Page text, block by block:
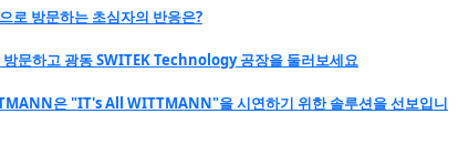
로 방문하는 초심자의 반응은?
문하고 광동 SWITEK Technology 공장을 둘러보세요
은 "IT's All WITTMANN"을 시연하기 위한 솔루션을 선보입니